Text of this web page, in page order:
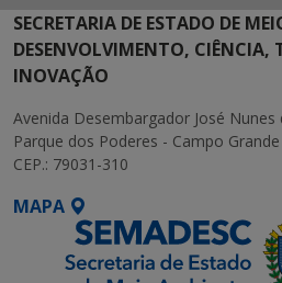
SECRETARIA DE ESTADO DE
DESENVOLVIMENTO, CIÊNCIA,
INOVAÇÃO
Avenida Desembargador José
Parque dos Poderes - Campo
CEP.: 79031-310
MAPA